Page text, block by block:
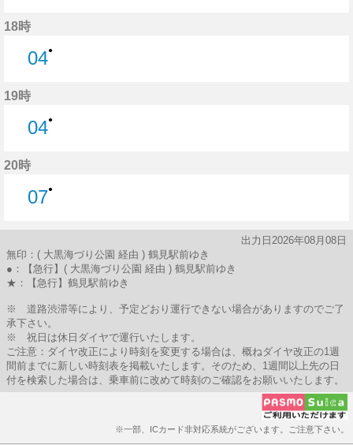
18時
04●
19時
04●
20時
07●
出力日2026年08月08日
無印：( 大黒海づり公園 経由 ) 鶴見駅前ゆき
●：【急行】( 大黒海づり公園 経由 ) 鶴見駅前ゆき
★：【急行】鶴見駅前ゆき
※ 道路渋滞等により、予定どおり運行できない場合がありますのでご了
承下さい。
※ 祝日は休日ダイヤで運行いたします。
ご注意：ダイヤ改正により時刻を変更する場合は、概ねダイヤ改正の1週
間前までに新しい時刻表を掲載いたします。そのため、1週間以上先の日
付を検索した場合は、乗車前に改めて時刻のご確認をお願いいたします。
※一部、ICカード非対応系統がございます。ご注意下さい。